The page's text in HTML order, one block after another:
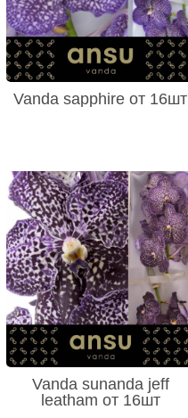
Vanda sapphire от 16шт
Vanda sunanda jeff
leatham от 16шт